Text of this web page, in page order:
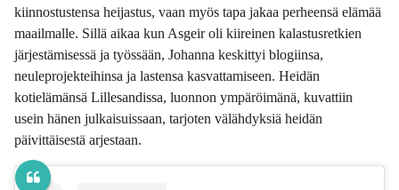
kiinnostustensa heijastus, vaan myös tapa jakaa perheensä elämää
maailmalle. Sillä aikaa kun Asgeir oli kiireinen kalastusretkien
järjestämisessä ja työssään, Johanna keskittyi blogiinsa,
neuleprojekteihinsa ja lastensa kasvattamiseen. Heidän
kotielämänsä Lillesandissa, luonnon ympäröimänä, kuvattiin
usein hänen julkaisuissaan, tarjoten välähdyksiä heidän
päivittäisestä arjestaan.